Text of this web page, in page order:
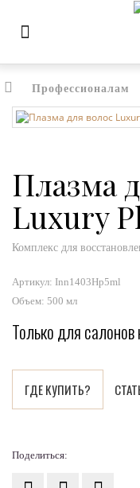
Профессионалам
Плазма
Luxury
Комплекс для
Артикул: Inn1403Hp5ml
Объем: 500 мл
Только для
ГДЕ КУПИТЬ?
Поделиться: